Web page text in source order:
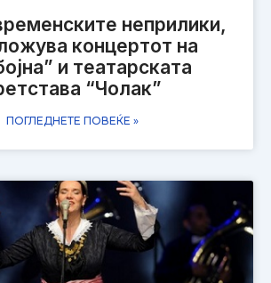
неприлики,
концертот на
и театарската
“Чолак”
ПОГЛЕДНЕТЕ ПОВЕЌЕ »